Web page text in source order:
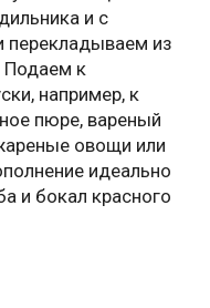
и с
перекладываем из
Подаем к
например, к
пюре, вареный
овощи или
идеально
и бокал красного